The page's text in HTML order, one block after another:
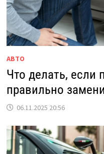
АВТО
Что делать, если
правильно
06.11.2025 20:56